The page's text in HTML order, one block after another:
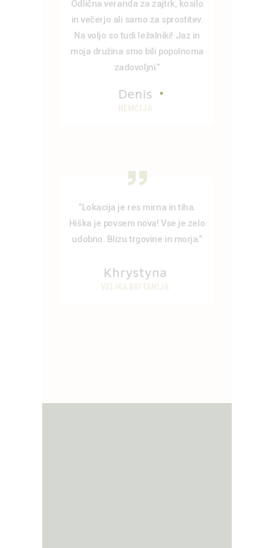
Odlična veranda za zajtrk, kosilo
in večerjo ali samo za sprostitev.
Na voljo so tudi ležalniki! Jaz in
moja družina smo bili popolnoma
zadovoljni.”
Denis
“Lokacija je res mirna in tiha.
Hiška je povsem nova! Vse je zelo
udobno. Blizu trgovine in morja.”
Khrystyna